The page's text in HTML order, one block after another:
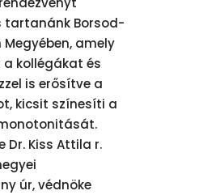
tartanánk Borsod-
amely
a kollégákat és
is erősítve a
kicsit színesíti a
Dr. Kiss Attila r.
úr, védnöke